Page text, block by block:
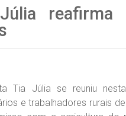
reafirma
Tia Júlia se reuniu
e trabalhadores rurais